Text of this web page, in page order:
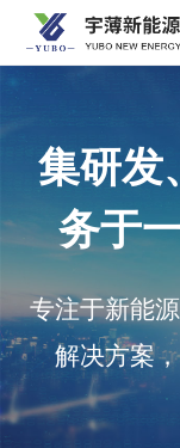
集研发
务于
专注于新能
解决方案